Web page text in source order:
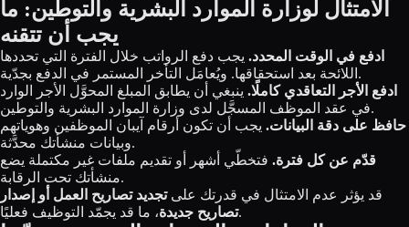
الامتثال لوزارة الموارد البشرية والتوطين: ما
يجب أن تتقنه
ادفع في الوقت المحدد. يجب دفع الرواتب خلال الفترة التي تحددها
اللائحة بعد استحقاقها. ويُعامَل التأخر المستمر في الدفع بجدّية.
ادفع الأجر التعاقدي كاملًا. ينبغي أن يطابق المبلغ المحوَّل الأجر الوارد
في عقد الموظف المسجَّل لدى وزارة الموارد البشرية والتوطين.
حافظ على دقة البيانات. يجب أن تكون أرقام آيبان الموظفين وهوياتهم
وبيانات منشأتك محدَّثة.
قدّم عن كل فترة. فتخطّي أشهر أو تقديم ملفات غير مكتملة يضع
منشأتك تحت الرقابة.
قد يؤثر عدم الامتثال في قدرتك علىتجديد تصاريح العمل أو إصدار
تصاريح جديدة، ما قد يجمّد التوظيف فعليًا.